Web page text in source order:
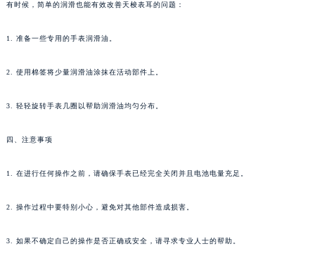
有时候，简单的润滑也能有效改善天梭表耳的问题：
1. 准备一些专用的手表润滑油。
2. 使用棉签将少量润滑油涂抹在活动部件上。
3. 轻轻旋转手表几圈以帮助润滑油均匀分布。
四、注意事项
1. 在进行任何操作之前，请确保手表已经完全关闭并且电池电量充足。
2. 操作过程中要特别小心，避免对其他部件造成损害。
3. 如果不确定自己的操作是否正确或安全，请寻求专业人士的帮助。